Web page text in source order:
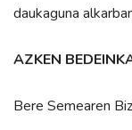
daukaguna
AZKEN
Bere Semearen